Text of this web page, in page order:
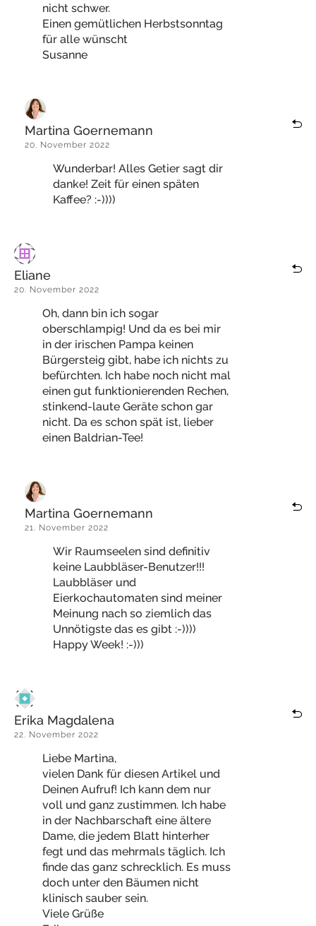
nicht schwer.
Einen gemütlichen Herbstsonntag
für alle wünscht
Susanne
Martina Goernemann
20. November 2022
Wunderbar! Alles Getier sagt dir
danke! Zeit für einen späten
Kaffee? :-))))
Eliane
20. November 2022
Oh, dann bin ich sogar
oberschlampig! Und da es bei mir
in der irischen Pampa keinen
Bürgersteig gibt, habe ich nichts zu
befürchten. Ich habe noch nicht mal
einen gut funktionierenden Rechen,
stinkend-laute Geräte schon gar
nicht. Da es schon spät ist, lieber
einen Baldrian-Tee!
Martina Goernemann
21. November 2022
Wir Raumseelen sind definitiv
keine Laubbläser-Benutzer!!!
Laubbläser und
Eierkochautomaten sind meiner
Meinung nach so ziemlich das
Unnötigste das es gibt :-))))
Happy Week! :-)))
Erika Magdalena
22. November 2022
Liebe Martina,
vielen Dank für diesen Artikel und
Deinen Aufruf! Ich kann dem nur
voll und ganz zustimmen. Ich habe
in der Nachbarschaft eine ältere
Dame, die jedem Blatt hinterher
fegt und das mehrmals täglich. Ich
finde das ganz schrecklich. Es muss
doch unter den Bäumen nicht
klinisch sauber sein.
Viele Grüße